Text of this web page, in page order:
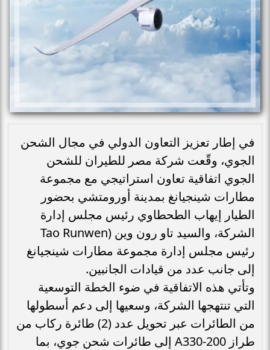
في إطار تعزيز التعاون الدولي في مجال الشحن
الجوي، وقّعت شركة مصر للطيران للشحن
الجوي اتفاقية تعاون استراتيجي مع مجموعة
مطارات شينجيانغ بمدينة أورومتشي بحضور
الطيار إيهاب الطحطاوي رئيس مجلس إدارة
الشركة، والسيد تاو رون وين (Tao Runwen
رئيس مجلس إدارة مجموعة مطارات شينجيانغ
إلى جانب عدد من قيادات الجانبين.
وتأتي هذه الاتفاقية في ضوء الخطة التوسعية
التي تنتهجها الشركة، وسعيها إلى دعم أسطولها
من الطائرات عبر تحويل عدد (2) طائرة ركاب من
طراز A330-200 إلى طائرات شحن جوي، بما